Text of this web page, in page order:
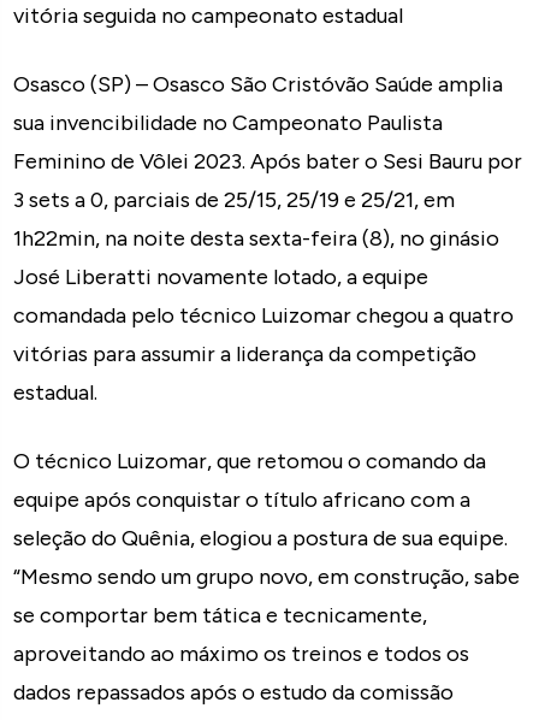
vitória seguida no campeonato estadual
Osasco (SP) – Osasco São Cristóvão Saúde amplia
sua invencibilidade no Campeonato Paulista
Feminino de Vôlei 2023. Após bater o Sesi Bauru por
3 sets a 0, parciais de 25/15, 25/19 e 25/21, em
1h22min, na noite desta sexta-feira (8), no ginásio
José Liberatti novamente lotado, a equipe
comandada pelo técnico Luizomar chegou a quatro
vitórias para assumir a liderança da competição
estadual.
O técnico Luizomar, que retomou o comando da
equipe após conquistar o título africano com a
seleção do Quênia, elogiou a postura de sua equipe.
“Mesmo sendo um grupo novo, em construção, sabe
se comportar bem tática e tecnicamente,
aproveitando ao máximo os treinos e todos os
dados repassados após o estudo da comissão